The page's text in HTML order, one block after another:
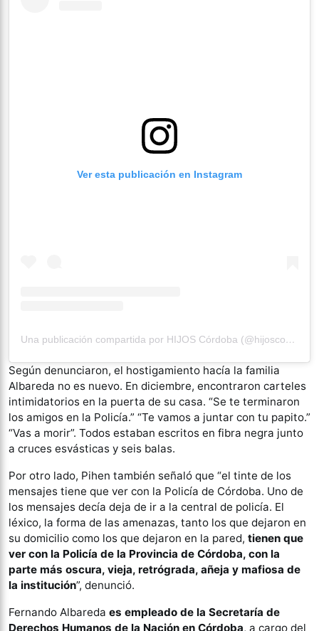
Ver esta publicación en Instagram
Una publicación compartida por HIJOS Córdoba (@hijoscordoba)
Según denunciaron, el hostigamiento hacía la familia
Albareda no es nuevo. En diciembre, encontraron carteles
intimidatorios en la puerta de su casa. “Se te terminaron
los amigos en la Policía.” “Te vamos a juntar con tu papito.”
“Vas a morir”. Todos estaban escritos en fibra negra junto
a cruces esvásticas y seis balas.
Por otro lado, Pihen también señaló que “el tinte de los
mensajes tiene que ver con la Policía de Córdoba. Uno de
los mensajes decía deja de ir a la central de policía. El
léxico, la forma de las amenazas, tanto los que dejaron en
su domicilio como los que dejaron en la pared, tienen que
ver con la Policía de la Provincia de Córdoba, con la
parte más oscura, vieja, retrógrada, añeja y mafiosa de
la institución”, denunció.
Fernando Albareda es empleado de la Secretaría de
Derechos Humanos de la Nación en Córdoba, a cargo del